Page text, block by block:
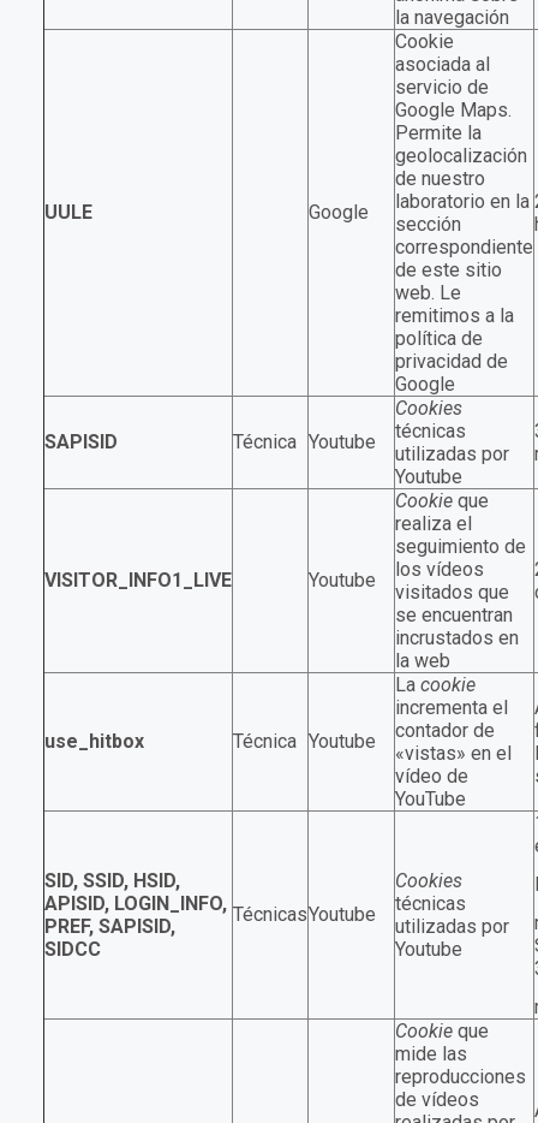
la navegación
UULE Google
Cookie
asociada al
servicio de
Google Maps.
Permite la
geolocalización
de nuestro
laboratorio en la
sección
correspondiente
de este sitio
web. Le
remitimos a la
política de
privacidad de
Google
SAPISID Técnica Youtube
Cookies
técnicas
utilizadas por
Youtube
VISITOR_INFO1_LIVE Youtube
Cookieque
realiza el
seguimiento de
los vídeos
visitados que
se encuentran
incrustados en
la web
use_hitbox Técnica Youtube
Lacookie
incrementa el
contador de
«vistas» en el
vídeo de
YouTube
SID, SSID, HSID,
APISID, LOGIN_INFO,
PREF, SAPISID,
SIDCC
TécnicasYoutube
Cookies
técnicas
utilizadas por
Youtube
Cookieque
mide las
reproducciones
de vídeos